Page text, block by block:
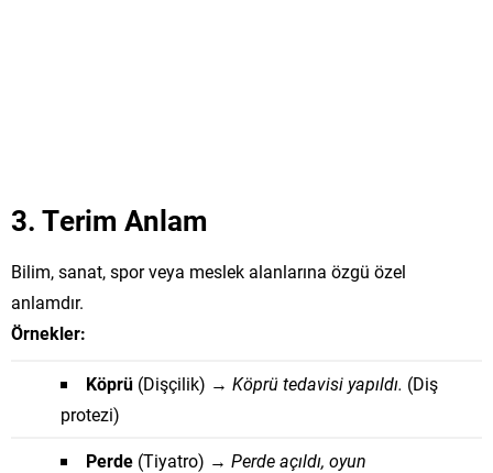
3. Terim Anlam
Bilim, sanat, spor veya meslek alanlarına özgü özel
anlamdır.
Örnekler:
Köprü (Dişçilik) → Köprü tedavisi yapıldı. (Diş
protezi)
Perde (Tiyatro) → Perde açıldı, oyun